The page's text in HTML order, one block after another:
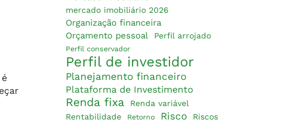
mercado imobiliário 2026
Organização financeira
Orçamento pessoal
Perfil arrojado
Perfil conservador
Perfil de investidor
Planejamento financeiro
Plataforma de Investimento
Renda fixa
Renda variável
Rentabilidade
Retorno Risco Riscos